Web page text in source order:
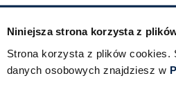
Niniejsza strona korzysta z
Strona korzysta z plików cookies.
danych osobowych znajdziesz w